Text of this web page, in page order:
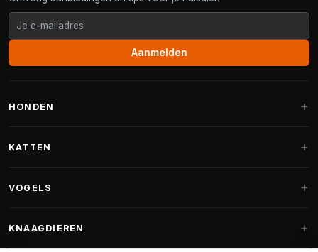
Aanmelden
HONDEN
Fantail hondenmanden
KATTEN
Krabpalen voor Maine Coon
VOGELS
Vogelvoer binnenvogels
KNAAGDIEREN